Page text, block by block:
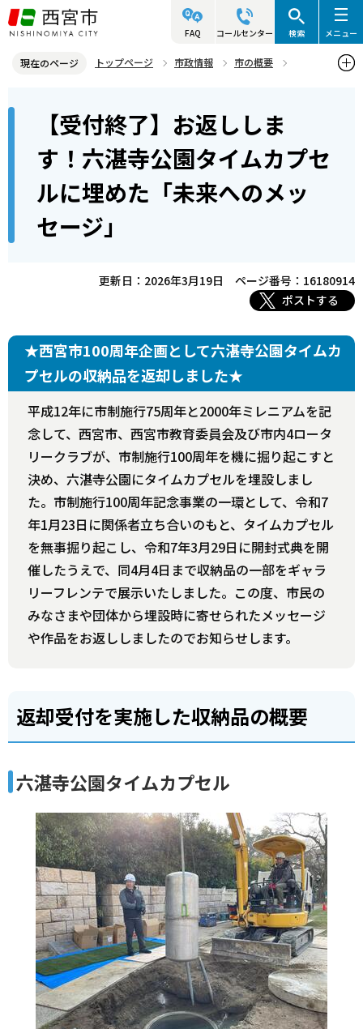
こ
の
ジ
FAQ コールセンター 検索 メニュー
現在のページ トップページ 市政情報
市の概要
【受付終了】お返しします！六湛寺公園タイムカプセルに埋めた「未
来へのメッセージ」
【受付終了】お返ししま
す！六湛寺公園タイムカプセ
ルに埋めた「未来へのメッ
セージ」
更新日：2026年3月19日
ページ番号：16180914
ポストする
★西宮市100周年企画として六湛寺公園タイムカ
プセルの収納品を返却しました★
平成12年に市制施行75周年と2000年ミレニアムを記
念して、西宮市、西宮市教育委員会及び市内4ロータ
リークラブが、市制施行100周年を機に掘り起こすと
決め、六湛寺公園にタイムカプセルを埋設しまし
た。市制施行100周年記念事業の一環として、令和7
年1月23日に関係者立ち合いのもと、タイムカプセル
を無事掘り起こし、令和7年3月29日に開封式典を開
催したうえで、同4月4日まで収納品の一部をギャラ
リーフレンテで展示いたしました。この度、市民の
みなさまや団体から埋設時に寄せられたメッセージ
や作品をお返ししましたのでお知らせします。
返却受付を実施した収納品の概要
六湛寺公園タイムカプセル